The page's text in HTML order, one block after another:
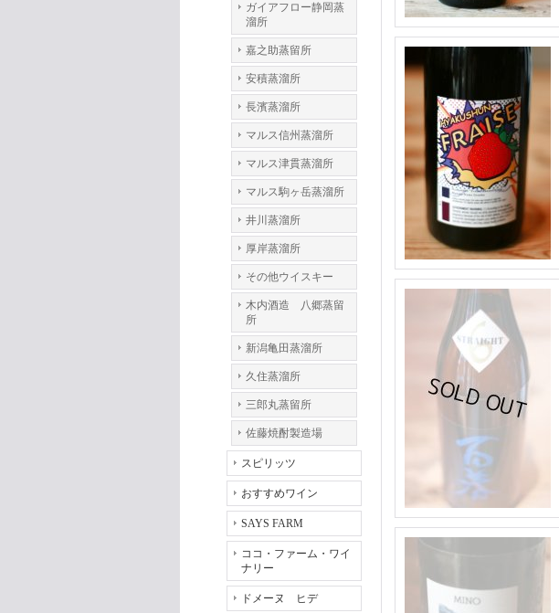
ガイアフロー静岡蒸
溜所
嘉之助蒸留所
安積蒸溜所
長濱蒸溜所
マルス信州蒸溜所
マルス津貫蒸溜所
マルス駒ヶ岳蒸溜所
井川蒸溜所
厚岸蒸溜所
その他ウイスキー
木内酒造 八郷蒸留
所
新潟亀田蒸溜所
久住蒸溜所
三郎丸蒸留所
佐藤焼酎製造場
スピリッツ
おすすめワイン
SAYS FARM
ココ・ファーム・ワイ
ナリー
ドメーヌ ヒデ